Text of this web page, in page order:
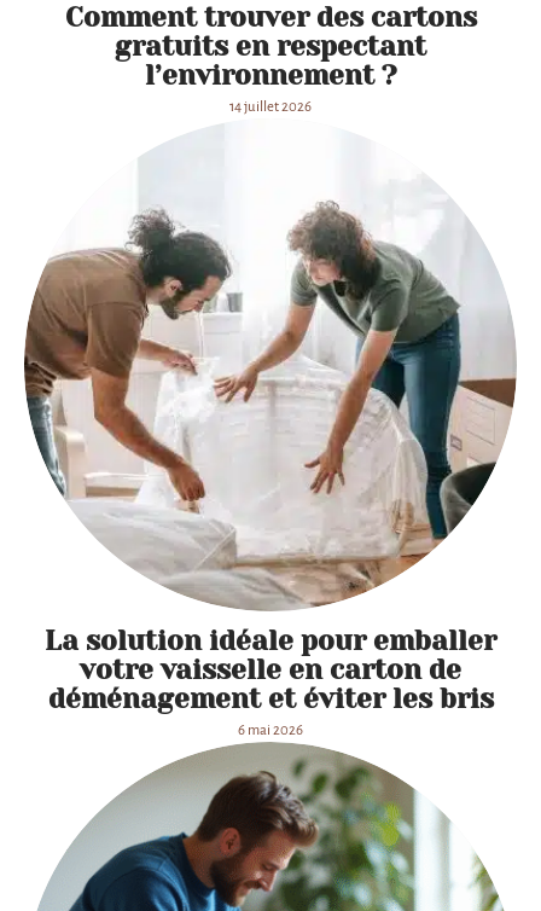
Comment trouver des cartons
gratuits en respectant
l’environnement ?
14 juillet 2026
La solution idéale pour emballer
votre vaisselle en carton de
déménagement et éviter les bris
6 mai 2026